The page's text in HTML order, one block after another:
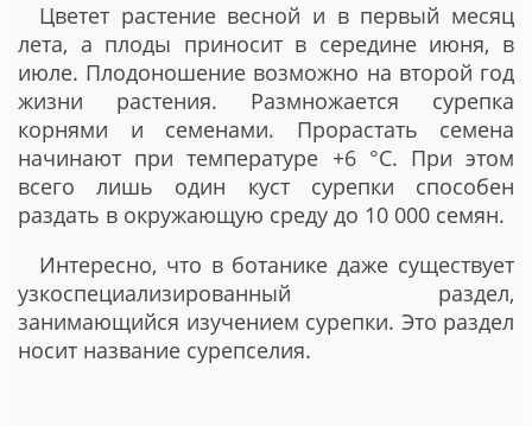
Цветет растение весной и в первый месяц
лета, а плоды приносит в середине июня, в
июле. Плодоношение возможно на второй год
жизни растения. Размножается сурепка
корнями и семенами. Прорастать семена
начинают при температуре +6 °C. При этом
всего лишь один куст сурепки способен
раздать в окружающую среду до 10 000 семян.
Интересно, что в ботанике даже существует
узкоспециализированный раздел,
занимающийся изучением сурепки. Это раздел
носит название сурепселия.